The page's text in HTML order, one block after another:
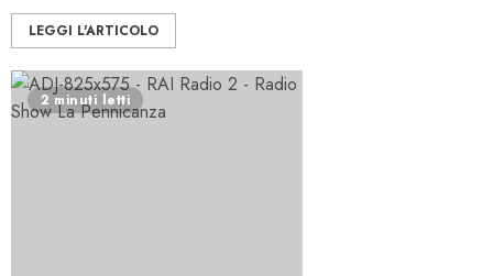
LEGGI L'ARTICOLO
2 minuti letti